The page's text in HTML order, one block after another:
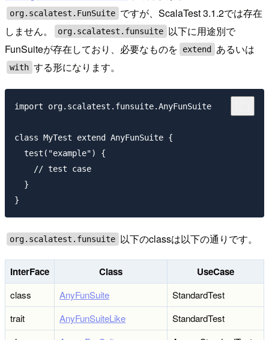
org.scalatest.FunSuite ですが、ScalaTest 3.1.2では存在
しません。
org.scalatest.funsuite 以下に用途別で
FunSuiteが存在しており、必要なものを
extend あるいは
with する形になります。
import org.scalatest.funsuite.AnyFunSuite
class MyTest extend AnyFunSuite {
  test("example") {
    // test case
  }
org.scalatest.funsuite 以下のclassは以下の通りです。
InterFace Class UseCase
class AnyFunSuite
StandardTest
trait
AnyFunSuiteLike
StandardTest